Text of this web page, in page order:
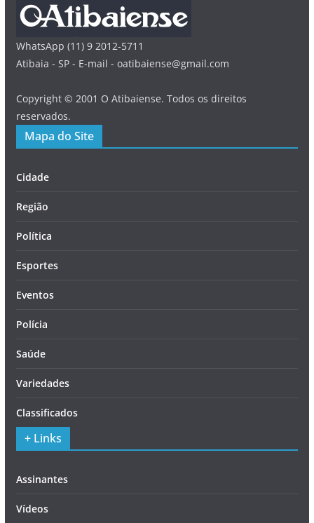
WhatsApp (11) 9 2012-5711
Atibaia - SP - E-mail - oatibaiense@gmail.com
Copyright © 2001 O Atibaiense. Todos os direitos
reservados.
Mapa do Site
Cidade
Região
Política
Esportes
Eventos
Polícia
Saúde
Variedades
Classificados
+ Links
Assinantes
Vídeos